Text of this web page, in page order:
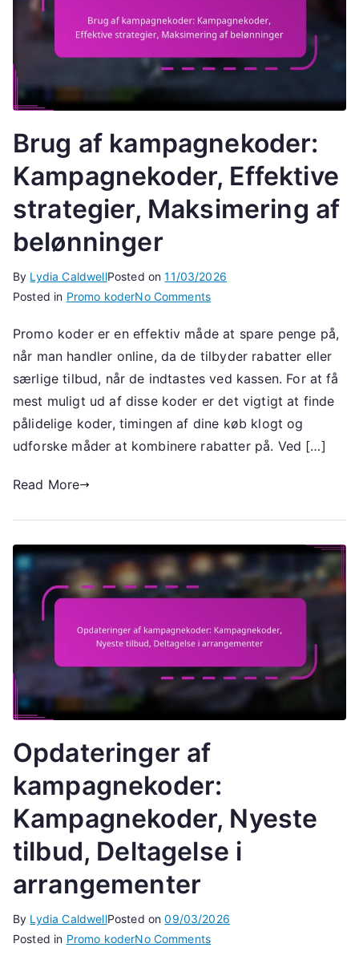
Brug af kampagnekoder:
Kampagnekoder, Effektive
strategier, Maksimering af
belønninger
By Lydia CaldwellPosted on11/03/2026
Posted in Promo koderNo Commentson
af
kampagnekoder:
Kampagnekoder,
Effektive
strategier,
Maksimering
af
Promo koder er en effektiv måde at spare penge på,
når man handler online, da de tilbyder rabatter eller
særlige tilbud, når de indtastes ved kassen. For at få
mest muligt ud af disse koder er det vigtigt at finde
pålidelige koder, timingen af dine køb klogt og
udforske måder at kombinere rabatter på. Ved […]
Read More
Opdateringer af
kampagnekoder:
Kampagnekoder, Nyeste
tilbud, Deltagelse i
arrangementer
By Lydia CaldwellPosted on09/03/2026
Posted in Promo koderNo Commentson